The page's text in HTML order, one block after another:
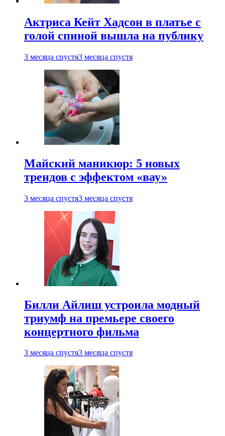
Актриса Кейт Хадсон в платье с
голой спиной вышла на публику
3 месяца спустя3 месяца спустя
Майский маникюр: 5 новых
трендов с эффектом «вау»
3 месяца спустя3 месяца спустя
Билли Айлиш устроила модный
триумф на премьере своего
концертного фильма
3 месяца спустя3 месяца спустя